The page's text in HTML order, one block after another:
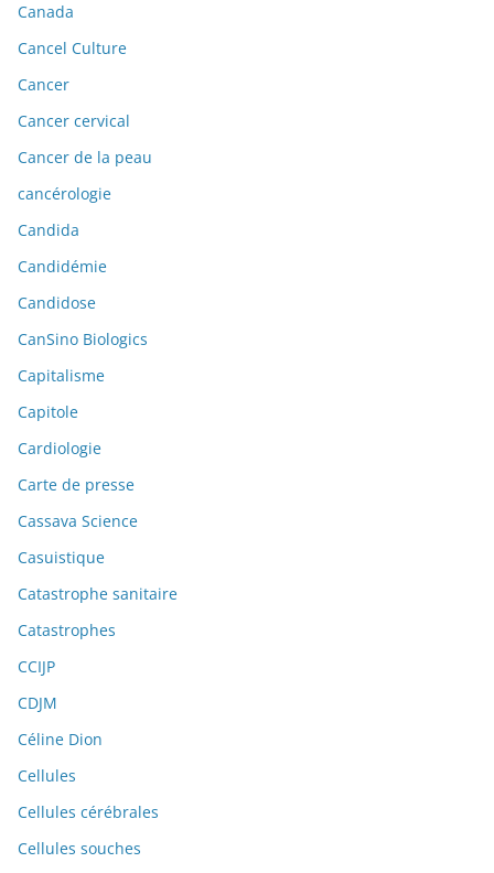
Canada
Cancel Culture
Cancer
Cancer cervical
Cancer de la peau
cancérologie
Candida
Candidémie
Candidose
CanSino Biologics
Capitalisme
Capitole
Cardiologie
Carte de presse
Cassava Science
Casuistique
Catastrophe sanitaire
Catastrophes
CCIJP
CDJM
Céline Dion
Cellules
Cellules cérébrales
Cellules souches